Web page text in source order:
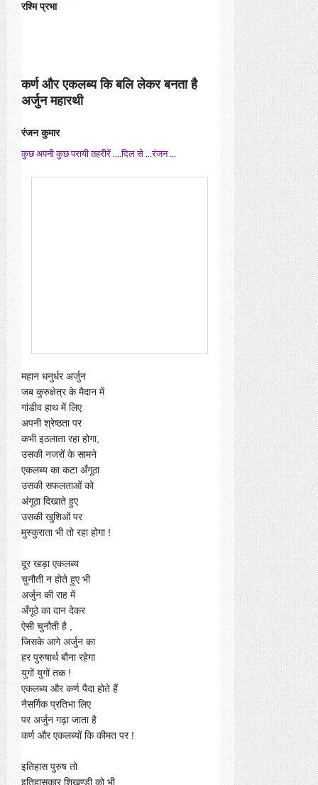
रश्मि प्रभा
कर्ण और एकलब्य कि बलि लेकर बनता है
अर्जुन महारथी
रंजन कुमार
कुछ अपनी कुछ परायी तहरीरें ....दिल से ...रंजन ...
महान धनुर्धर अर्जुन
जब कुरुक्षेत्र के मैदान में
गांडीव हाथ में लिए
अपनी श्रेष्ठता पर
कभी इठलाता रहा होगा,
उसकी नजरों के सामने
एकलब्य का कटा अँगूठा
उसकी सफलताओं को
अंगूठा दिखाते हुए
उसकी खुशिओं पर
मुस्कुराता भी तो रहा होगा !
दूर खड़ा एकलब्य
चुनौती न होते हुए भी
अर्जुन की राह में
अँगूठे का दान देकर
ऐसी चुनौती है ,
जिसके आगे अर्जुन का
हर पुरुषार्थ बौना रहेगा
युगों युगों तक !
एकलब्य और कर्ण पैदा होते हैं
नैसर्गिक प्रतिभा लिए
पर अर्जुन गढ़ा जाता है
कर्ण और एकलब्यों कि कीमत पर !
इतिहास पुरुष तो
इतिहासकार शिखण्डी को भी